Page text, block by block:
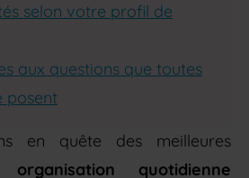
selon votre profil de
aux questions que toutes
posent
en quête des meilleures
organisation quotidienne